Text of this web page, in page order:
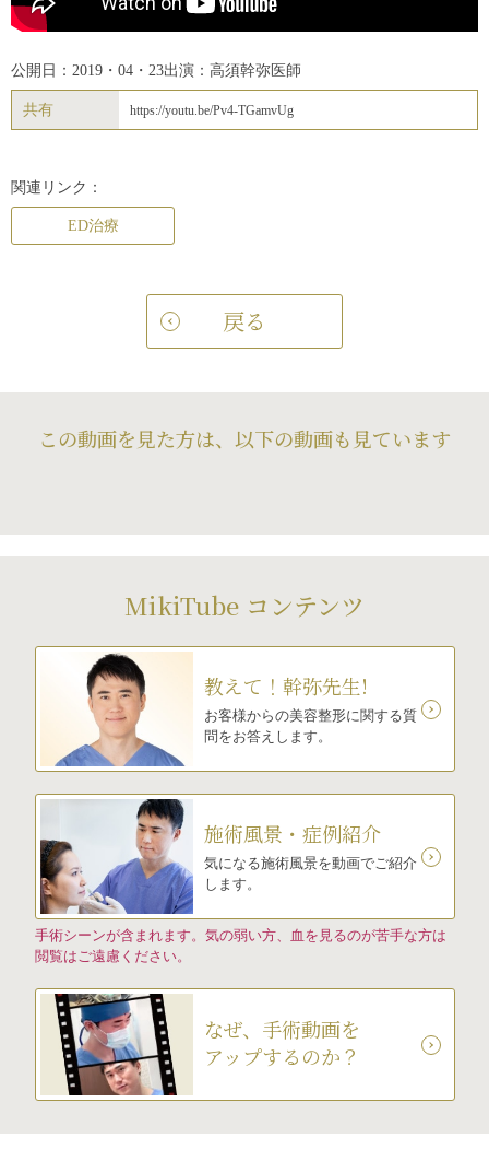
公開日：2019・04・23出演：高須幹弥医師
共有 https://youtu.be/Pv4-TGamvUg
関連リンク：
ED治療
戻る
この動画を見た方は、以下の動画も見ています
MikiTube コンテンツ
教えて！幹弥先生!
お客様からの美容整形に関する質
問をお答えします。
施術風景・症例紹介
気になる施術風景を動画でご紹介
します。
手術シーンが含まれます。気の弱い方、血を見るのが苦手な方は
閲覧はご遠慮ください。
なぜ、手術動画を
アップするのか？